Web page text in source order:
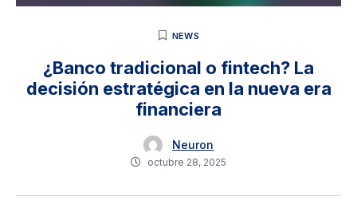
NEWS
¿Banco tradicional o fintech? La
decisión estratégica en la nueva era
financiera
Neuron
octubre 28, 2025